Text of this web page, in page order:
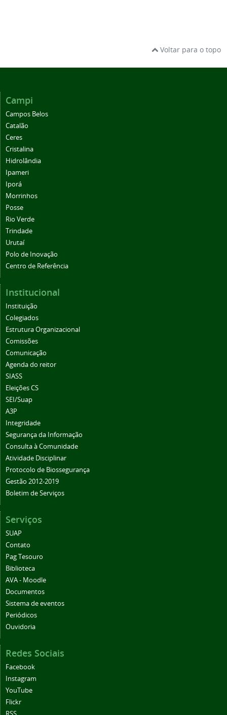
Voltar para o topo
Campi
Campos Belos
Catalão
Ceres
Cristalina
Hidrolândia
Ipameri
Iporá
Morrinhos
Posse
Rio Verde
Trindade
Urutaí
Polo de Inovação
Centro de Referência
Institucional
Instituição
Colegiados
Estrutura Organizacional
Comissões
Comunicação
Agenda do reitor
SIASS
Eleições CS
SEI/Suap
A3P
Integridade
Segurança da Informação
Consulta à Comunidade
Atividade Disciplinar
Protocolo de Biossegurança
Gestão 2012-2019
Boletim de Serviços
Serviços
SUAP
Contato
Pag Tesouro
Biblioteca
AVA - Moodle
Documentos
Sistema de eventos
Periódicos
Ouvidoria
Redes Sociais
Facebook
Instagram
YouTube
Flickr